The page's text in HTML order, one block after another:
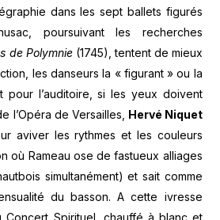
dans les sept ballets figurés
poursuivant les recherches
de Polymnie(1745), tentent de mieux
les danseurs la « figurant » ou la
pour l’auditoire, si les yeux doivent
l’Opéra de Versailles, Hervé Niquet
aviver les rythmes et les couleurs
où Rameau ose de fastueux alliages
simultanément) et sait comme
du basson. A cette ivresse